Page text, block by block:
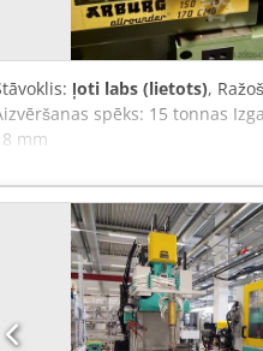
ļoti labs (lietots),
spēks: 15 tonnas
mm